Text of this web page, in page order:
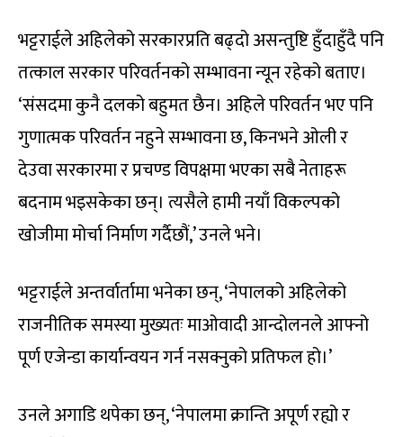
भट्टराईले अहिलेको सरकारप्रति बढ्दो असन्तुष्टि हुँदाहुँदै पनि
तत्काल सरकार परिवर्तनको सम्भावना न्यून रहेको बताए।
‘संसदमा कुनै दलको बहुमत छैन। अहिले परिवर्तन भए पनि
गुणात्मक परिवर्तन नहुने सम्भावना छ, किनभने ओली र
देउवा सरकारमा र प्रचण्ड विपक्षमा भएका सबै नेताहरू
बदनाम भइसकेका छन्। त्यसैले हामी नयाँ विकल्पको
खोजीमा मोर्चा निर्माण गर्दैछौं,’ उनले भने।
भट्टराईले अन्तर्वार्तामा भनेका छन्, ‘नेपालको अहिलेको
राजनीतिक समस्या मुख्यतः माओवादी आन्दोलनले आफ्नो
पूर्ण एजेन्डा कार्यान्वयन गर्न नसक्नुको प्रतिफल हो।’
उनले अगाडि थपेका छन्, ‘नेपालमा क्रान्ति अपूर्ण रह्यो र